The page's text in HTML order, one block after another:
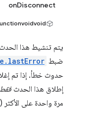
onDisconnect
يتم تنشيط هذا
ضبط
حدوث خطأ. إذا تم
إطلاق هذا الحدثفقط
مرة واحدة على الأكثر